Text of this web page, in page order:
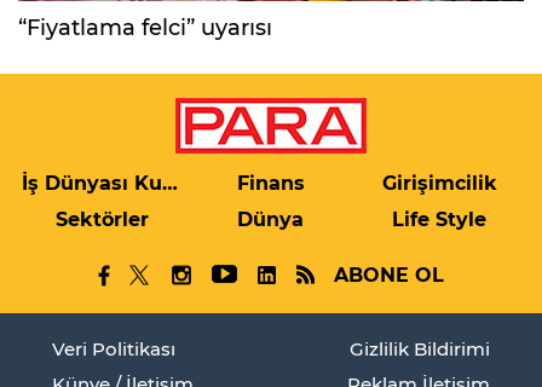
“Fiyatlama felci” uyarısı
İş Dünyası Kulis Finans
Girişimcilik
Sektörler
Dünya Life Style
ABONE OL
Veri Politikası
Gizlilik Bildirimi